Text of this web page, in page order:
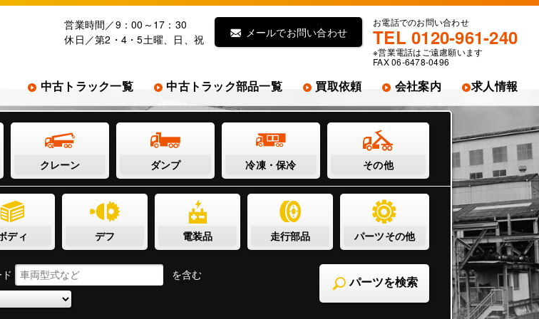
お電話でのお問い合わせ
TEL 0120-961-240
※営業電話はご遠慮願います
FAX 06-6478-0496
メールでお問い合わせ
営業時間／9：00～17：30
休日／第2・4・5土曜、日、祝
中古トラック一覧 中古トラック部品一覧 買取依頼 会社案内 求人情報
クレーン ダンプ 冷凍・保冷 その他
ディ デフ 電装品 走行部品 パーツその他
を含む
パーツを検索